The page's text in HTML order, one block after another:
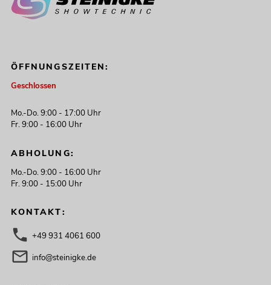
ÖFFNUNGSZEITEN:
Geschlossen
Mo.-Do. 9:00 - 17:00 Uhr
Fr. 9:00 - 16:00 Uhr
ABHOLUNG:
Mo.-Do. 9:00 - 16:00 Uhr
Fr. 9:00 - 15:00 Uhr
KONTAKT:
+49 931 4061 600
info@steinigke.de